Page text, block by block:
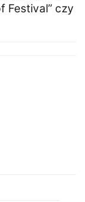
Festival” czy